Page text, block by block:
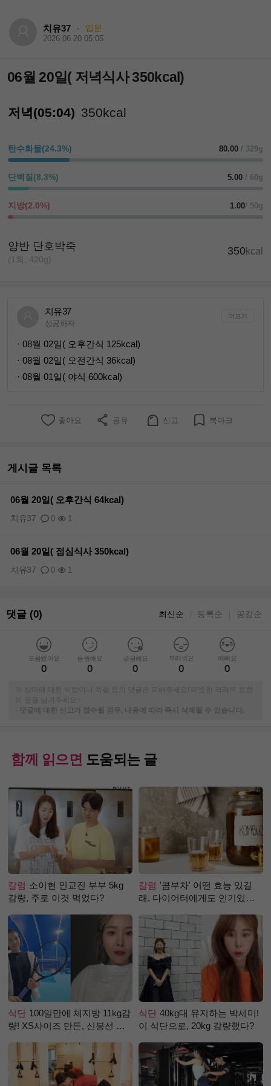
치유37 · 입문
2026.06.20 05:05
06월 20일( 저녁식사 350kcal)
저녁(05:04) 350kcal
탄수화물(24.3%) 80.00 / 329g
단백질(8.3%) 5.00 / 60g
지방(2.0%) 1.00/ 50g
양반 단호박죽
(1회, 420g)
350kcal
치유37
성공하자
더보기
· 08월 02일( 오후간식 125kcal)
· 08월 02일( 오전간식 36kcal)
· 08월 01일( 야식 600kcal)
좋아요 공유 신고 북마크
게시글 목록
06월 20일( 오후간식 64kcal)
0 1
치유37
06월 20일( 점심식사 350kcal)
0 1
치유37
댓글 (0) 최신순 등록순 공감순
도움됐어요
0
응원해요
0
궁금해요
0
부러워요
0
예뻐요
0
※ 상대에 대한 비방이나 욕설 등의 댓글은 피해주세요! 따뜻한 격려와 응원
의 글을 남겨주세요~
-
댓글에 대한 신고가 접수될 경우, 내용에 따라 즉시 삭제될 수 있습니다.
함께 읽으면 도움되는 글
칼럼 소이현 인교진 부부 5kg
감량, 주로 이것 먹었다?
칼럼 '콤부차' 어떤 효능 있길
래, 다이어터에게도 인기있는
식단 100일만에 체지방 11kg감
량! XS사이즈 만든, 신봉선 식
식단 40kg대 유지하는 박세미!
이 식단으로, 20kg 감량했다?